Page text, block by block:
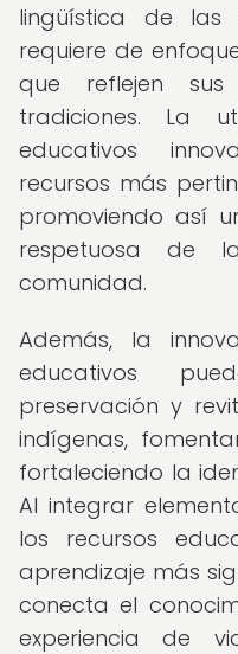
lingüística de las
requiere de
que reflejen
tradiciones. La
educativos
recursos más
promoviendo así
respetuosa de
comunidad.
Además, la
educativos
preservación y
indígenas,
fortaleciendo la
Al integrar
los recursos
aprendizaje más
conecta el
experiencia de